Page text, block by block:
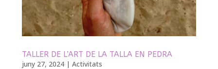
TALLER DE L’ART DE LA TALLA EN PEDRA
juny 27, 2024| Activitats